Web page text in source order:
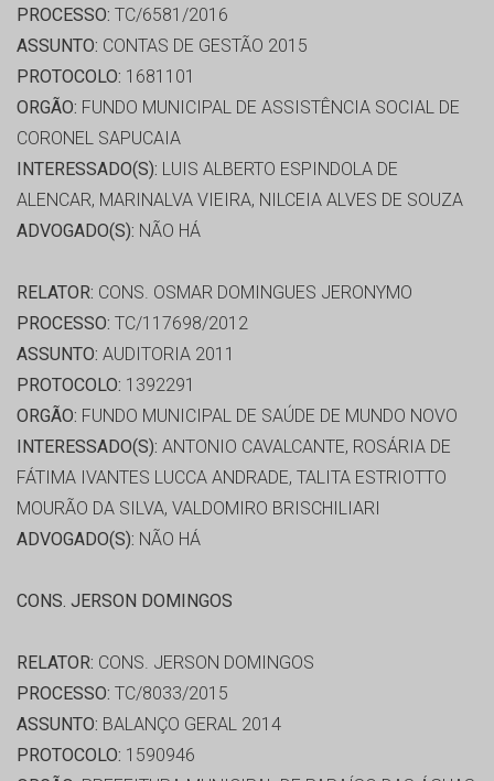
PROCESSO: TC/6581/2016
ASSUNTO: CONTAS DE GESTÃO 2015
PROTOCOLO: 1681101
ORGÃO: FUNDO MUNICIPAL DE ASSISTÊNCIA SOCIAL DE
CORONEL SAPUCAIA
INTERESSADO(S): LUIS ALBERTO ESPINDOLA DE
ALENCAR, MARINALVA VIEIRA, NILCEIA ALVES DE SOUZA
ADVOGADO(S): NÃO HÁ
RELATOR: CONS. OSMAR DOMINGUES JERONYMO
PROCESSO: TC/117698/2012
ASSUNTO: AUDITORIA 2011
PROTOCOLO: 1392291
ORGÃO: FUNDO MUNICIPAL DE SAÚDE DE MUNDO NOVO
INTERESSADO(S): ANTONIO CAVALCANTE, ROSÁRIA DE
FÁTIMA IVANTES LUCCA ANDRADE, TALITA ESTRIOTTO
MOURÃO DA SILVA, VALDOMIRO BRISCHILIARI
ADVOGADO(S): NÃO HÁ
CONS. JERSON DOMINGOS
RELATOR: CONS. JERSON DOMINGOS
PROCESSO: TC/8033/2015
ASSUNTO: BALANÇO GERAL 2014
PROTOCOLO: 1590946